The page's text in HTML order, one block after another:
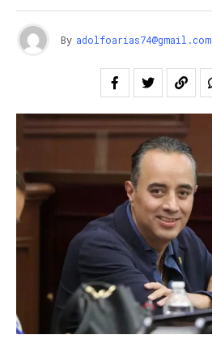
By adolfoarias74@gmail.com